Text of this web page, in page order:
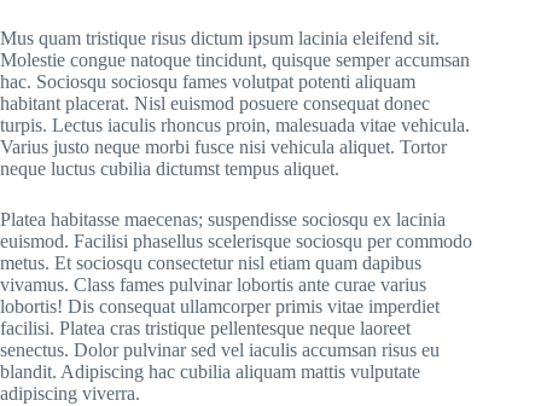
Mus quam tristique risus dictum ipsum lacinia eleifend sit.
Molestie congue natoque tincidunt, quisque semper accumsan
hac. Sociosqu sociosqu fames volutpat potenti aliquam
habitant placerat. Nisl euismod posuere consequat donec
turpis. Lectus iaculis rhoncus proin, malesuada vitae vehicula.
Varius justo neque morbi fusce nisi vehicula aliquet. Tortor
neque luctus cubilia dictumst tempus aliquet.
Platea habitasse maecenas; suspendisse sociosqu ex lacinia
euismod. Facilisi phasellus scelerisque sociosqu per commodo
metus. Et sociosqu consectetur nisl etiam quam dapibus
vivamus. Class fames pulvinar lobortis ante curae varius
lobortis! Dis consequat ullamcorper primis vitae imperdiet
facilisi. Platea cras tristique pellentesque neque laoreet
senectus. Dolor pulvinar sed vel iaculis accumsan risus eu
blandit. Adipiscing hac cubilia aliquam mattis vulputate
adipiscing viverra.